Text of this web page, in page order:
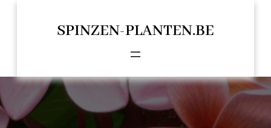
SPINZEN-PLANTEN.BE